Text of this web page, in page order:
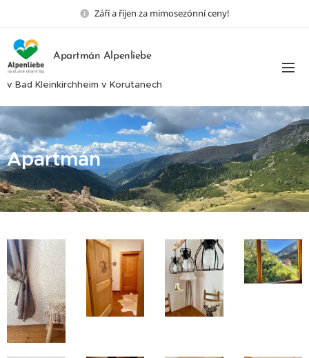
Září a říjen za mimosezónní ceny!
Apartmán Alpenliebe
v Bad Kleinkirchheim v Korutanech
Apartmán